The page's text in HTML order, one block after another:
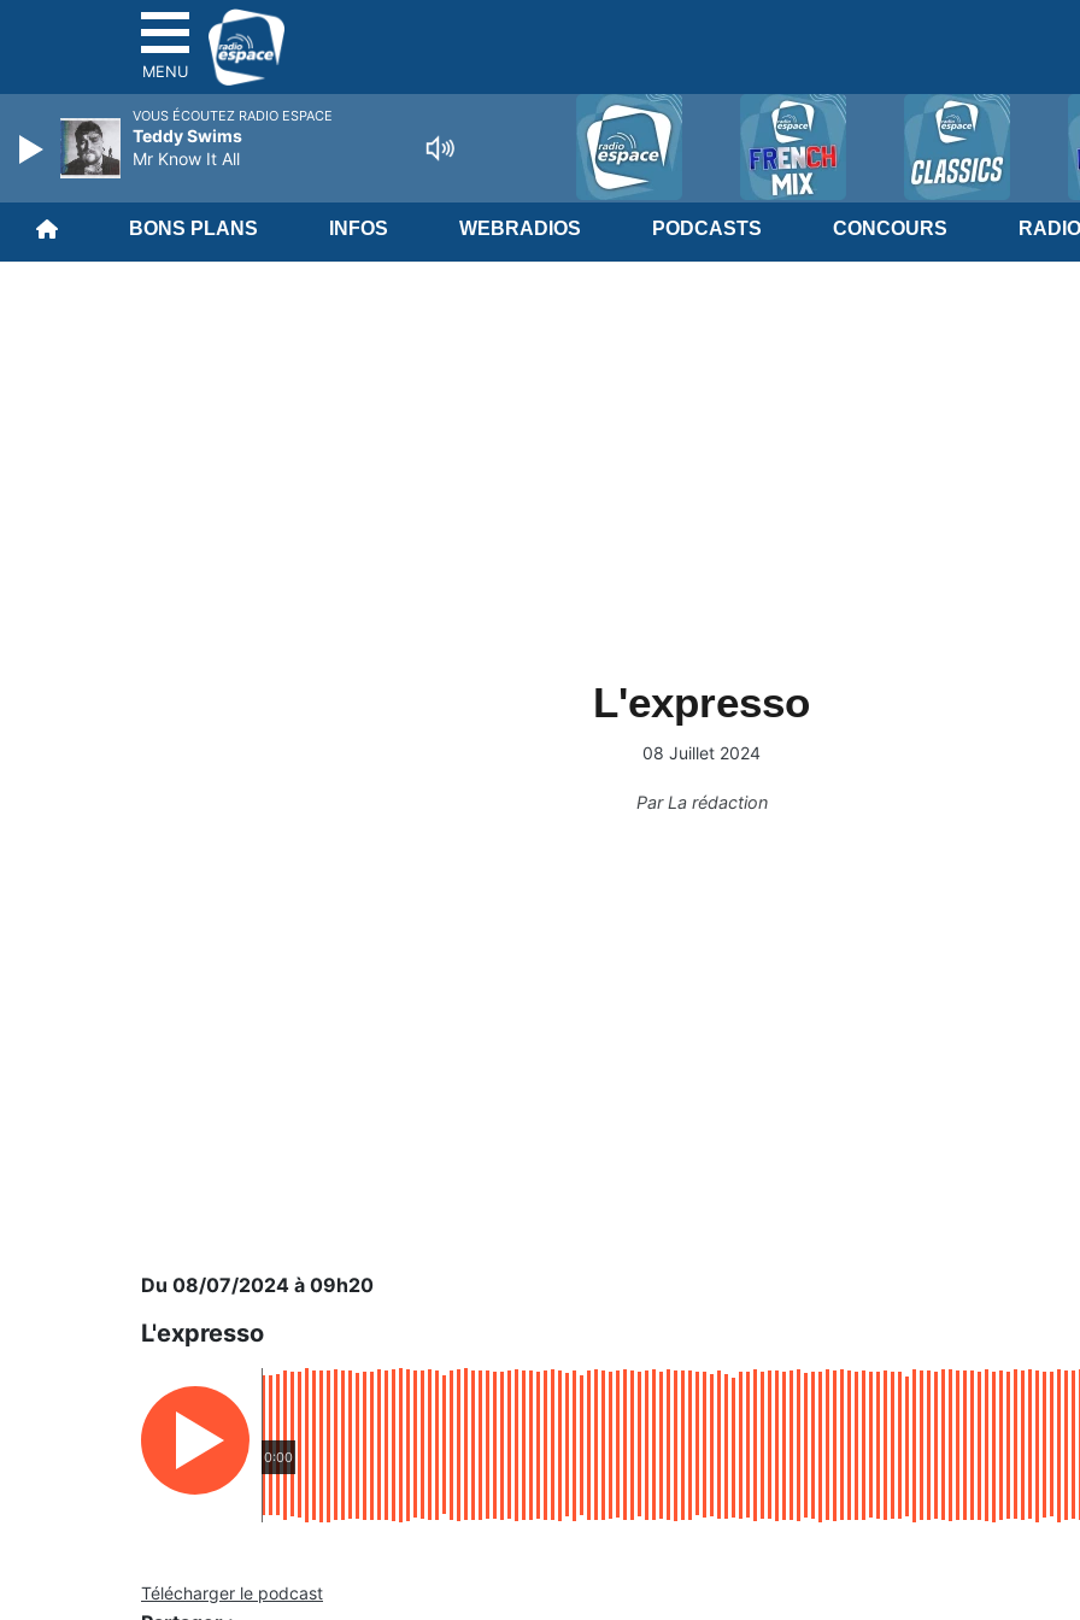
MENU
BONS PLANS INFOS WEBRADIOS PODCASTS CONCOURS RADIO
L'expresso
08 Juillet 2024
ParLa rédaction
Du 08/07/2024 à 09h20
L'expresso
0:00
Télécharger le podcast
VOUS ÉCOUTEZ RADIO ESPACE
Teddy Swims
Mr Know It All